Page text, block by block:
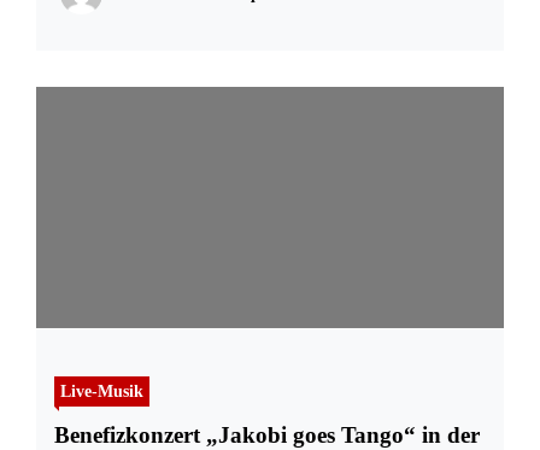
Live-Musik
Benefizkonzert „Jakobi goes Tango“ in der